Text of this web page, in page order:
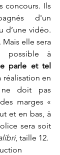
concours. Ils
d'un
d’une vidéo.
elle sera
parle et tel
réalisation en
doit pas
marges «
et en bas, à
, taille 12.